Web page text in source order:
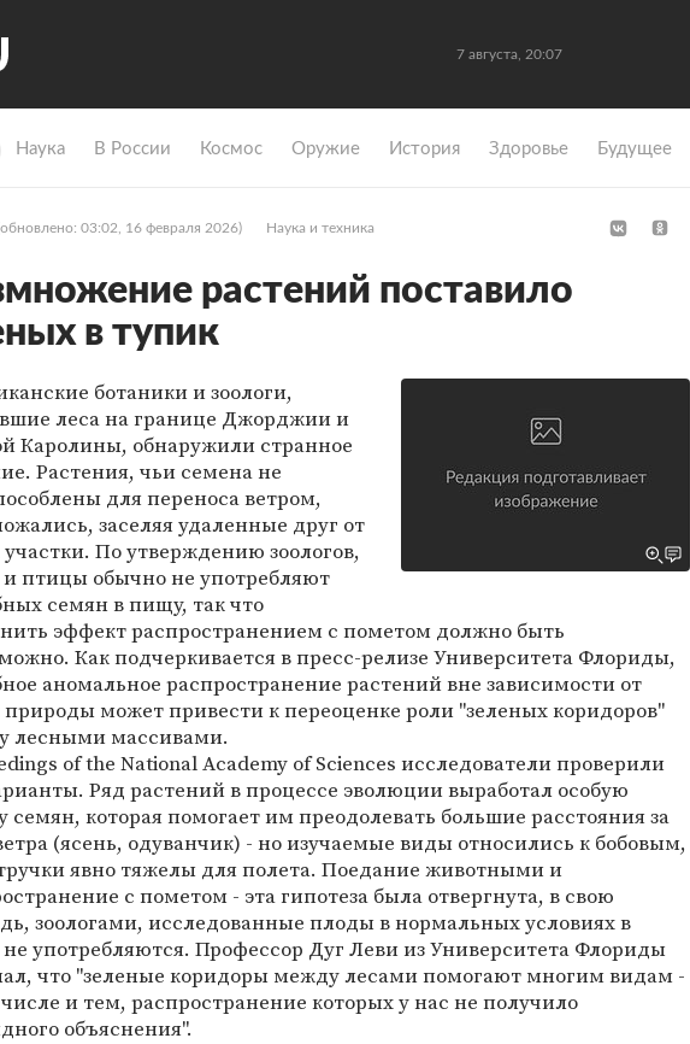
7 августа, 20:07
Наука В России Космос Оружие История Здоровье Будущее
03:02, 16 февраля 2026) Наука и техника
растений поставило
в тупик
ботаники и зоологи,
леса на границе Джорджии и
Каролины, обнаружили странное
Растения, чьи семена не
для переноса ветром,
заселяя удаленные друг от
участки. По утверждению зоологов,
и птицы обычно не употребляют
семян в пищу, так что
эффект распространением с пометом должно быть
Как подчеркивается в пресс-релизе Университета Флориды,
аномальное распространение растений вне зависимости от
природы может привести к переоценке роли "зеленых коридоров"
лесными массивами.
of the National Academy of Sciences исследователи проверили
Ряд растений в процессе эволюции выработал особую
семян, которая помогает им преодолевать большие расстояния за
(ясень, одуванчик) - но изучаемые виды относились к бобовым,
явно тяжелы для полета. Поедание животными и
с пометом - эта гипотеза была отвергнута, в свою
зоологами, исследованные плоды в нормальных условиях в
употребляются. Профессор Дуг Леви из Университета Флориды
что "зеленые коридоры между лесами помогают многим видам -
и тем, распространение которых у нас не получило
объяснения".